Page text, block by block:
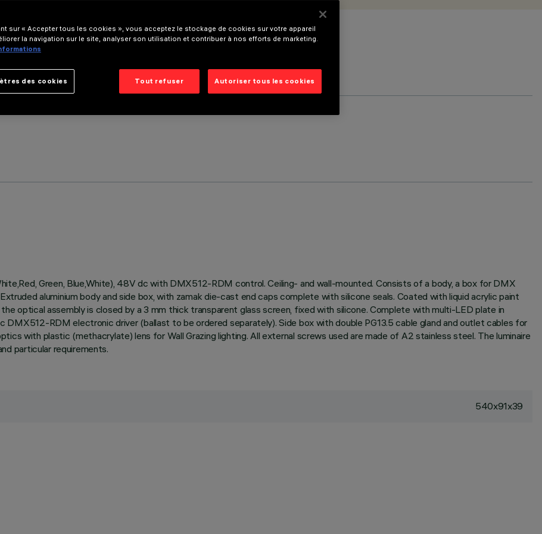
Green, Blue,White), 48V dc with DMX512-RDM control. Ceiling- and wall-mounted. Consists of a body, a box for DMX
aluminium body and side box, with zamak die-cast end caps complete with silicone seals. Coated with liquid acrylic paint
optical assembly is closed by a 3 mm thick transparent glass screen, fixed with silicone. Complete with multi-LED plate in
DMX512-RDM electronic driver (ballast to be ordered separately). Side box with double PG13.5 cable gland and outlet cables for
with plastic (methacrylate) lens for Wall Grazing lighting. All external screws used are made of A2 stainless steel. The luminaire
particular requirements.
540x91x39
sur « Accepter tous les cookies », vous acceptez le stockage de cookies sur votre appareil
la navigation sur le site, analyser son utilisation et contribuer à nos efforts de marketing.
Tout refuser Autoriser tous les cookies
des cookies